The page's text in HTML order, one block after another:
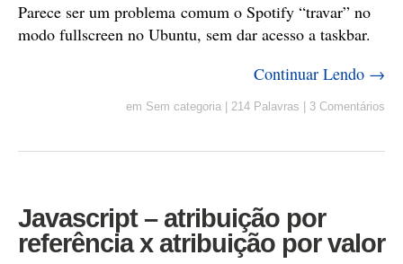
Parece ser um problema comum o Spotify “travar” no
modo fullscreen no Ubuntu, sem dar acesso a taskbar.
Continuar Lendo →
em Sem categoria 214 Palavras 3 Comentários
Javascript – atribuição por
referência x atribuição por valor